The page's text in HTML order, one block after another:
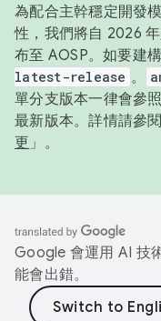
為配合主幹穩定開發
性，我們將自 2026
布至 AOSP。如要建
latest-release 。
單分支版本一律會參
最新版本。詳情請參閱
更 」。
Google 會運用 AI 技
能會出錯。